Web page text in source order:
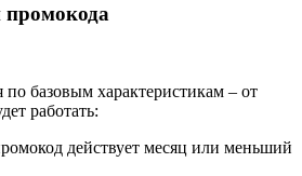
промокода
базовым характеристикам – от
работать:
действует месяц или меньший